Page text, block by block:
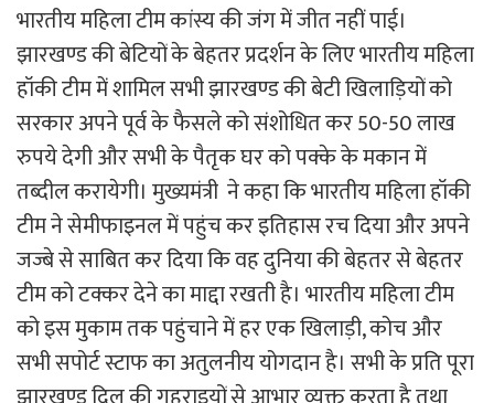
भारतीय महिला टीम कांस्य की जंग में जीत नहीं पाई।
झारखण्ड की बेटियों के बेहतर प्रदर्शन के लिए भारतीय महिला
हॉकी टीम में शामिल सभी झारखण्ड की बेटी खिलाड़ियों को
सरकार अपने पूर्व के फैसले को संशोधित कर 50-50 लाख
रुपये देगी और सभी के पैतृक घर को पक्के के मकान में
तब्दील करायेगी। मुख्यमंत्री ने कहा कि भारतीय महिला हॉकी
टीम ने सेमीफाइनल में पहुंच कर इतिहास रच दिया और अपने
जज्बे से साबित कर दिया कि वह दुनिया की बेहतर से बेहतर
टीम को टक्कर देने का माद्दा रखती है। भारतीय महिला टीम
को इस मुकाम तक पहुंचाने में हर एक खिलाड़ी, कोच और
सभी सपोर्ट स्टाफ का अतुलनीय योगदान है। सभी के प्रति पूरा